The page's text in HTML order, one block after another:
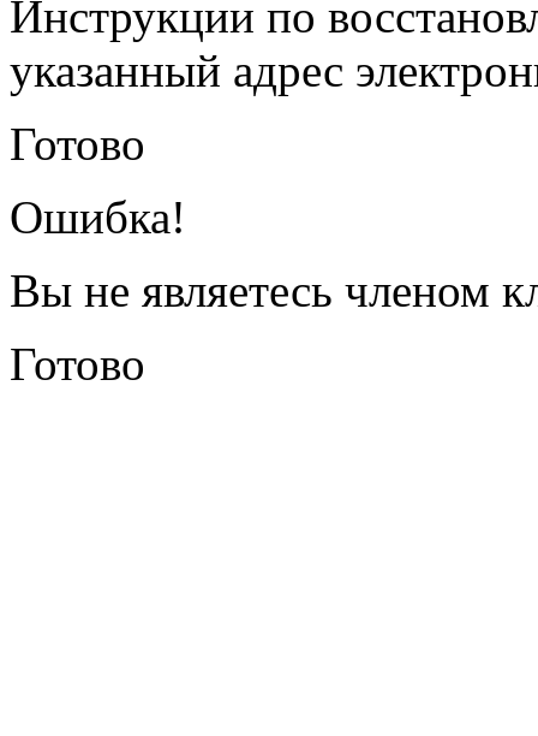
Инструкции по
указанный адрес
Готово
Ошибка!
Вы не являетесь членом
Готово